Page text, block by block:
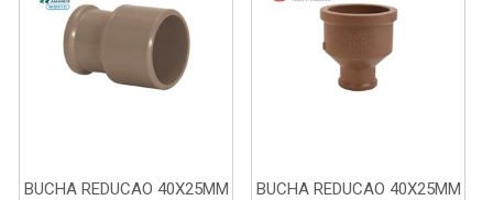
BUCHA REDUCAO 40X25MM
BUCHA REDUCAO 40X25MM